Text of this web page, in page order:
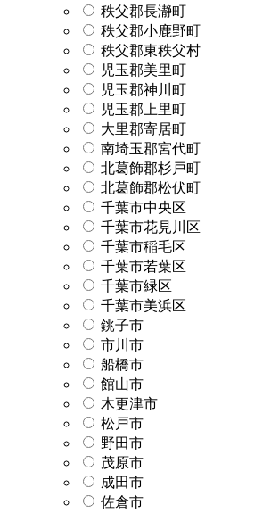
秩父郡長瀞町
秩父郡小鹿野町
秩父郡東秩父村
児玉郡美里町
児玉郡神川町
児玉郡上里町
大里郡寄居町
南埼玉郡宮代町
北葛飾郡杉戸町
北葛飾郡松伏町
千葉市中央区
千葉市花見川区
千葉市稲毛区
千葉市若葉区
千葉市緑区
千葉市美浜区
銚子市
市川市
船橋市
館山市
木更津市
松戸市
野田市
茂原市
成田市
佐倉市